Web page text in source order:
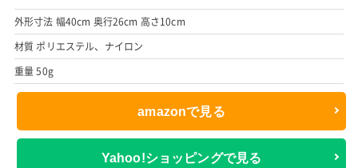
外形寸法 幅40cm 奥行26cm 高さ10cm
材質 ポリエステル、ナイロン
重量 50g
amazonで見る
Yahoo!ショッピングで見る